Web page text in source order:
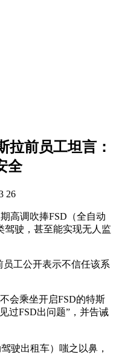
拉前员工坦言：
全
26
高调吹捧FSD（全自动
驾驶，甚至能实现无人监
工公开表示不信任该系
会乘坐开启FSD的特斯
过FSD出问题”，并告诫
驶出租车）嗤之以鼻，